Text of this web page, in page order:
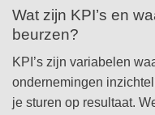
Wat zijn KPI’s en
beurzen?
KPI’s zijn variabelen
ondernemingen
je sturen op resultaat.